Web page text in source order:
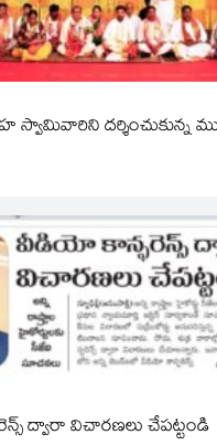
స్వామివారిని దర్శించుకున్న
ద్వారా విచారణలు చేపట్టండి